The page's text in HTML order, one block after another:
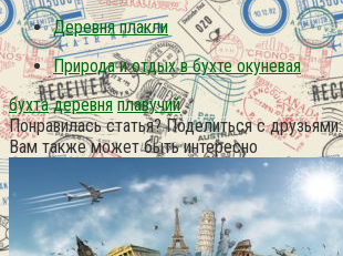
Деревня плакли
Природа и отдых в бухте окуневая
бухта деревня плавучий
Понравилась статья? Поделиться с друзьями:
Вам также может быть интересно